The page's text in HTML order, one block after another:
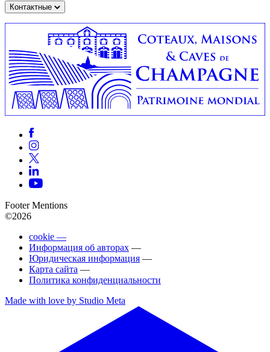
Контактные
Footer Mentions
©2026
cookie —
Информация об авторах —
Юридическая информация —
Карта сайта —
Политика конфиденциальности
Made with love by Studio Meta